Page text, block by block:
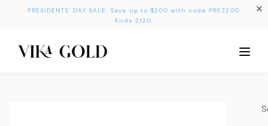
PRESIDENTS’ DAY SALE: Save up to $200 with code PREZ200.
Ends 2/20.